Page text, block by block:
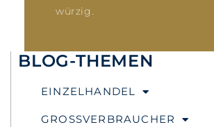
würzig.
BLOG-THEMEN
EINZELHANDEL
GROSSVERBRAUCHER